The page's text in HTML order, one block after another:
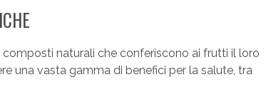
composti naturali che conferiscono ai frutti il loro
una vasta gamma di benefici per la salute, tra